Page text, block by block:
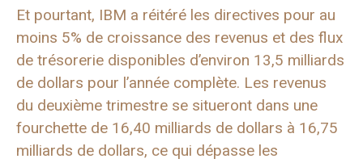
Et pourtant, IBM a réitéré les directives pour au
moins 5% de croissance des revenus et des flux
de trésorerie disponibles d’environ 13,5 milliards
de dollars pour l’année complète. Les revenus
du deuxième trimestre se situeront dans une
fourchette de 16,40 milliards de dollars à 16,75
milliards de dollars, ce qui dépasse les